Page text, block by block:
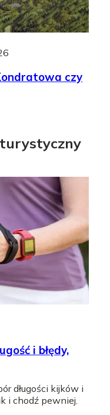
czy
i błędy,
długości kijków i
i chodź pewniej.